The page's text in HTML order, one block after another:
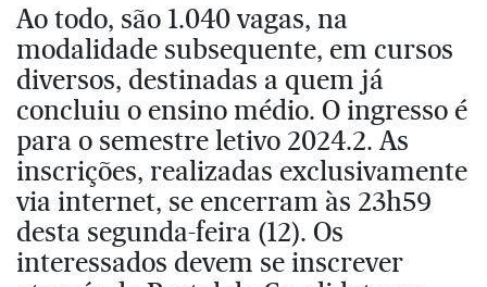
Ao todo, são 1.040 vagas, na
modalidade subsequente, em cursos
diversos, destinadas a quem já
concluiu o ensino médio. O ingresso é
para o semestre letivo 2024.2. As
inscrições, realizadas exclusivamente
via internet, se encerram às 23h59
desta segunda-feira (12). Os
interessados devem se inscrever